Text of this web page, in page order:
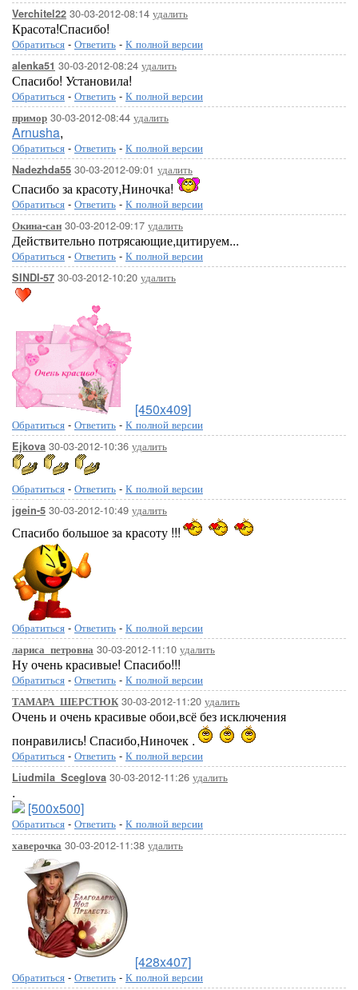
Verchitel22 30-03-2012-08:14 удалить
Красота!Спасибо!
Обратиться - Ответить - К полной версии
alenka51 30-03-2012-08:24 удалить
Спасибо! Установила!
Обратиться - Ответить - К полной версии
примор 30-03-2012-08:44 удалить
Arnusha,
Обратиться - Ответить - К полной версии
Nadezhda55 30-03-2012-09:01 удалить
Спасибо за красоту,Ниночка!
Обратиться - Ответить - К полной версии
Окина-сан 30-03-2012-09:17 удалить
Действительно потрясающие,цитируем...
Обратиться - Ответить - К полной версии
SINDI-57 30-03-2012-10:20 удалить
[450x409]
Обратиться - Ответить - К полной версии
Ejkova 30-03-2012-10:36 удалить
Обратиться - Ответить - К полной версии
jgein-5 30-03-2012-10:49 удалить
Спасибо большое за красоту !!!
Обратиться - Ответить - К полной версии
лариса_петровна 30-03-2012-11:10 удалить
Ну очень красивые! Спасибо!!!
Обратиться - Ответить - К полной версии
ТАМАРА_ШЕРСТЮК30-03-2012-11:20 удалить
Очень и очень красивые обои,всё без исключения
понравились! Спасибо,Ниночек .
Обратиться - Ответить - К полной версии
Liudmila_Sceglova 30-03-2012-11:26 удалить
.
[500x500]
Обратиться - Ответить - К полной версии
хаверочка 30-03-2012-11:38 удалить
[428x407]
Обратиться - Ответить - К полной версии